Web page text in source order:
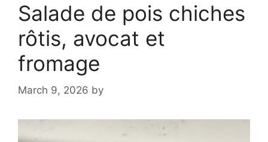
Salade de pois chiches
rôtis, avocat et
fromage
March 9, 2026 by